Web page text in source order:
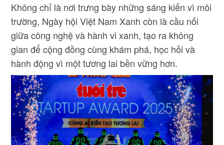
Không chỉ là nơi trưng bày những sáng kiến vì môi
trường, Ngày hội Việt Nam Xanh còn là cầu nối
giữa công nghệ và hành vi xanh, tạo ra không
gian để cộng đồng cùng khám phá, học hỏi và
hành động vì một tương lai bền vững hơn.